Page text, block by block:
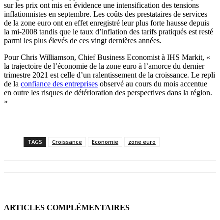
sur les prix ont mis en évidence une intensification des tensions
inflationnistes en septembre. Les coûts des prestataires de services
de la zone euro ont en effet enregistré leur plus forte hausse depuis
la mi-2008 tandis que le taux d’inflation des tarifs pratiqués est resté
parmi les plus élevés de ces vingt dernières années.
Pour Chris Williamson, Chief Business Economist à IHS Markit, «
la trajectoire de l’économie de la zone euro à l’amorce du dernier
trimestre 2021 est celle d’un ralentissement de la croissance. Le repli
de la confiance des entreprises observé au cours du mois accentue
en outre les risques de détérioration des perspectives dans la région.
»
TAGS Croissance Economie zone euro
ARTICLES COMPLÉMENTAIRES